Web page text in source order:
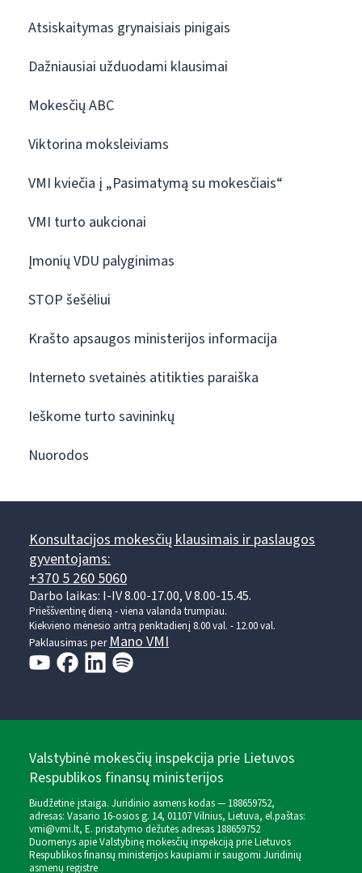
Atsiskaitymas grynaisiais pinigais
Dažniausiai užduodami klausimai
Mokesčių ABC
Viktorina moksleiviams
VMI kviečia į „Pasimatymą su mokesčiais“
VMI turto aukcionai
Įmonių VDU palyginimas
STOP šešėliui
Krašto apsaugos ministerijos informacija
Interneto svetainės atitikties paraiška
Ieškome turto savininkų
Nuorodos
Konsultacijos mokesčių klausimais ir paslaugos
gyventojams:
+370 5 260 5060
Darbo laikas: I-IV 8.00-17.00, V 8.00-15.45.
Prieššventinę dieną - viena valanda trumpiau.
Kiekvieno mėnesio antrą penktadienį 8.00 val. - 12.00 val.
Paklausimas perMano VMI
Valstybinė mokesčių inspekcija prie Lietuvos
Respublikos finansų ministerijos
Biudžetinė įstaiga. Juridinio asmens kodas — 188659752,
adresas: Vasario 16-osios g. 14, 01107 Vilnius, Lietuva, el.paštas:
vmi@vmi.lt, E. pristatymo dėžutės adresas 188659752
Duomenys apie Valstybinę mokesčių inspekciją prie Lietuvos
Respublikos finansų ministerijos kaupiami ir saugomi Juridinių
asmenų registre